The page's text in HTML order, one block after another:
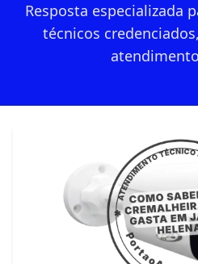
Resposta especializada
técnicos